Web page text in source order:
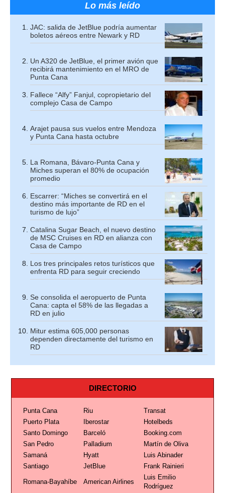
Lo más leído
JAC: salida de JetBlue podría aumentar
boletos aéreos entre Newark y RD
Un A320 de JetBlue, el primer avión que
recibirá mantenimiento en el MRO de
Punta Cana
Fallece “Alfy” Fanjul, copropietario del
complejo Casa de Campo
Arajet pausa sus vuelos entre Mendoza
y Punta Cana hasta octubre
La Romana, Bávaro-Punta Cana y
Miches superan el 80% de ocupación
promedio
Escarrer: “Miches se convertirá en el
destino más importante de RD en el
turismo de lujo”
Catalina Sugar Beach, el nuevo destino
de MSC Cruises en RD en alianza con
Casa de Campo
Los tres principales retos turísticos que
enfrenta RD para seguir creciendo
Se consolida el aeropuerto de Punta
Cana: capta el 58% de las llegadas a
RD en julio
Mitur estima 605,000 personas
dependen directamente del turismo en
RD
DIRECTORIO
Punta Cana Riu
Transat
Puerto Plata
Iberostar
Hotelbeds
Santo Domingo
Barceló
Booking.com
San Pedro
Palladium
Martín de Oliva
Samaná
Hyatt
Luis Abinader
Santiago
JetBlue Frank Rainieri
Romana-Bayahíbe American Airlines
Luis Emilio
Rodríguez